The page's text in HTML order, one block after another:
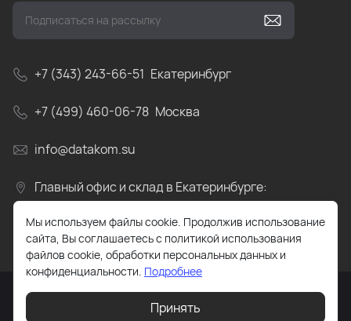
+7 (343) 243-66-51 Екатеринбург
+7 (499) 460-06-78 Москва
info@datakom.su
Главный офис и склад в Екатеринбурге:
Свердловская область, пос.Прохладный, ул.
Весовая, д.4
Мы используем файлы cookie. Продолжив использование
сайта, Вы соглашаетесь с политикой использования
файлов cookie, обработки персональных данных и
конфиденциальности. Подробнее
Принять